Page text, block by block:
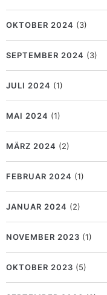
OKTOBER 2024 (3)
SEPTEMBER 2024 (3)
JULI 2024 (1)
MAI 2024 (1)
MÄRZ 2024 (2)
FEBRUAR 2024 (1)
JANUAR 2024 (2)
NOVEMBER 2023 (1)
OKTOBER 2023 (5)